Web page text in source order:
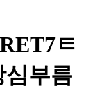
ㅌ
부름